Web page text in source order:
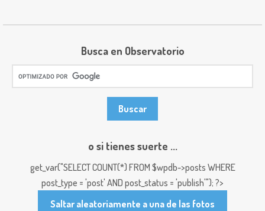
Busca en Observatorio
o si tienes suerte ...
get_var("SELECT COUNT(*) FROM $wpdb->posts WHERE
post_type = 'post' AND post_status = 'publish'"); ?>
Saltar aleatoriamente a una de las fotos